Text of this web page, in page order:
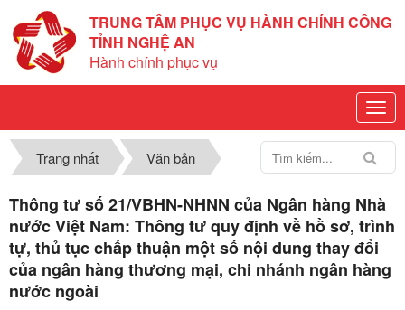
TRUNG TÂM PHỤC VỤ HÀNH CHÍNH CÔNG
TỈNH NGHỆ AN
Hành chính phục vụ
Trang nhất Văn bản
Thông tư số 21/VBHN-NHNN của Ngân hàng Nhà
nước Việt Nam: Thông tư quy định về hồ sơ, trình
tự, thủ tục chấp thuận một số nội dung thay đổi
của ngân hàng thương mại, chi nhánh ngân hàng
nước ngoài